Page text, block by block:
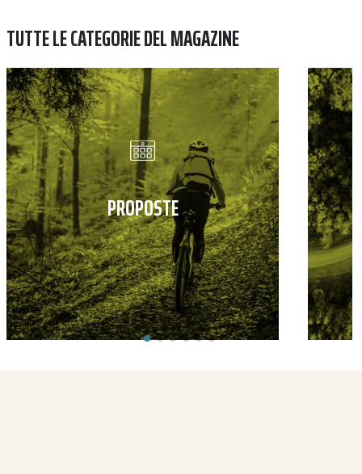
TUTTE LE CATEGORIE DEL MAGAZINE
PROPOSTE